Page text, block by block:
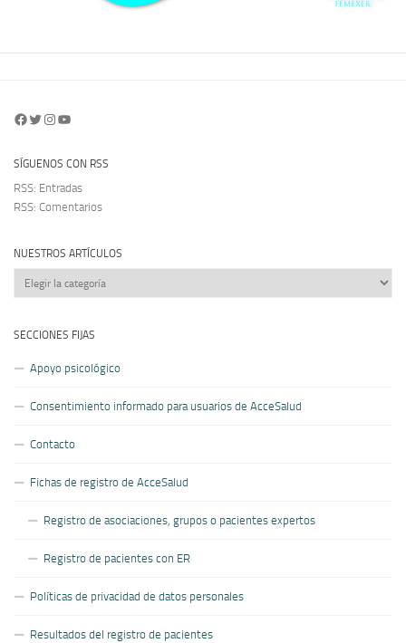
Facebook
Twitter
Instagram
YouTube
SÍGUENOS CON RSS
RSS: Entradas
RSS: Comentarios
NUESTROS ARTÍCULOS
Nuestros
artículos
SECCIONES FIJAS
Apoyo psicológico
Consentimiento informado para usuarios de AcceSalud
Contacto
Fichas de registro de AcceSalud
Registro de asociaciones, grupos o pacientes expertos
Registro de pacientes con ER
Políticas de privacidad de datos personales
Resultados del registro de pacientes